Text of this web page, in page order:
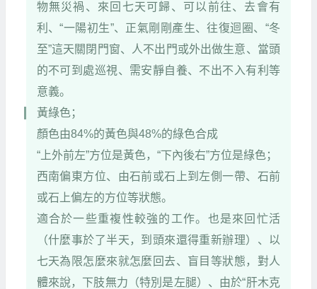
物無災禍、來回七天可歸、可以前往、去會有
利、“一陽初生”、正氣剛剛產生、往復迴圈、“冬
至”這天關閉門窗、人不出門或外出做生意、當頭
的不可到處巡視、需安靜自養、不出不入有利等
意義。
黃綠色；
顏色由84%的黃色與48%的綠色合成
“上外前左”方位是黃色，“下內後右”方位是綠色；
西南偏東方位、由石前或石上到左側一帶、石前
或石上偏左的方位等狀態。
適合於一些重複性較強的工作。也是來回忙活
（什麼事於了半天，到頭來還得重新辦理）、以
七天為限怎麼來就怎麼回去、盲目等狀態，對人
體來說，下肢無力（特別是左腿）、由於“肝木克